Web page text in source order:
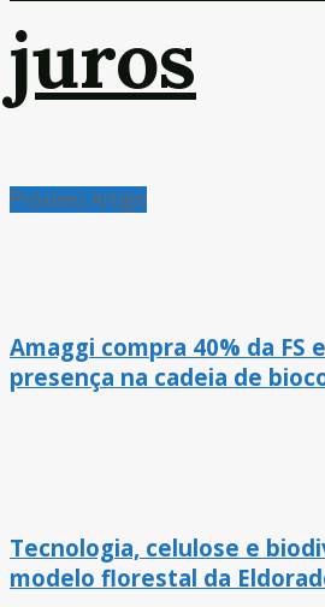
juros
Próximo Artigo
Amaggi compra 40% da FS
presença na cadeia de
Tecnologia, celulose e
modelo florestal da